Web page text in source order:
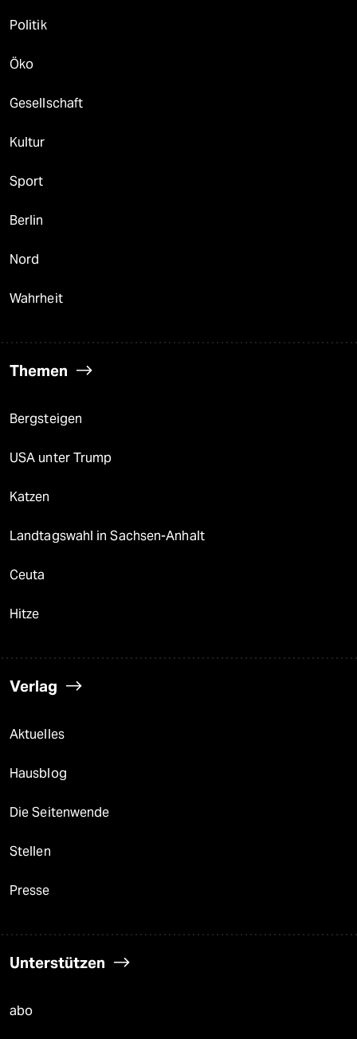
Politik
Öko
Gesellschaft
Kultur
Sport
Berlin
Nord
Wahrheit
Themen
Bergsteigen
USA unter Trump
Katzen
Landtagswahl in Sachsen-Anhalt
Ceuta
Hitze
Verlag
Aktuelles
Hausblog
Die Seitenwende
Stellen
Presse
Unterstützen
abo